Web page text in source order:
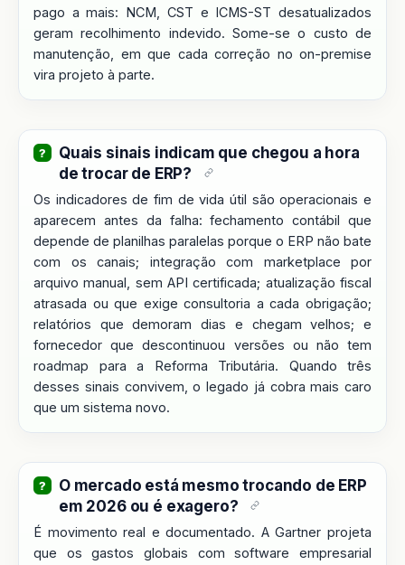
pago a mais: NCM, CST e ICMS-ST desatualizados
geram recolhimento indevido. Some-se o custo de
manutenção, em que cada correção no on-premise
vira projeto à parte.
Quais sinais indicam que chegou a hora
de trocar de ERP?
Os indicadores de fim de vida útil são operacionais e
aparecem antes da falha: fechamento contábil que
depende de planilhas paralelas porque o ERP não bate
com os canais; integração com marketplace por
arquivo manual, sem API certificada; atualização fiscal
atrasada ou que exige consultoria a cada obrigação;
relatórios que demoram dias e chegam velhos; e
fornecedor que descontinuou versões ou não tem
roadmap para a Reforma Tributária. Quando três
desses sinais convivem, o legado já cobra mais caro
que um sistema novo.
O mercado está mesmo trocando de ERP
em 2026 ou é exagero?
É movimento real e documentado. A Gartner projeta
que os gastos globais com software empresarial